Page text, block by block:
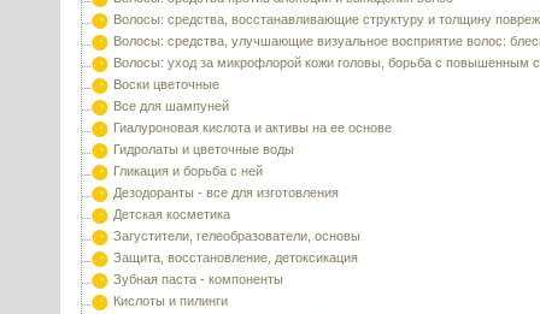
Волосы: средства, восстанавливающие структуру и толщину
Волосы: средства, улучшающие визуальное восприятие волос:
Волосы: уход за микрофлорой кожи головы, борьба с повышенным
Воски цветочные
Все для шампуней
Гиалуроновая кислота и активы на ее основе
Гидролаты и цветочные воды
Гликация и борьба с ней
Дезодоранты - все для изготовления
Детская косметика
Загустители, гелеобразователи, основы
Защита, восстановление, детоксикация
Зубная паста - компоненты
Кислоты и пилинги